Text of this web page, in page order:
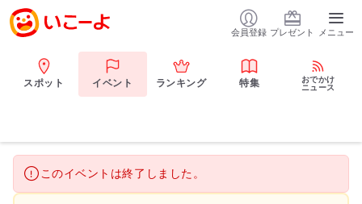
会員登録 プレゼント メニュー
スポット イベント ランキング 特集
おでかけ
ニュース
このイベントは終了しました。